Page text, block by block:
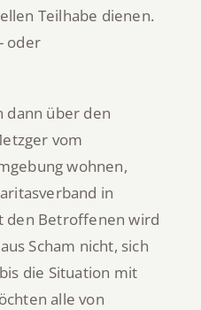
Teilhabe dienen.
oder
dann über den
vom
wohnen,
in
den Betroffenen wird
Scham nicht, sich
die Situation mit
alle von